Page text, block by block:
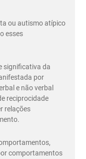
ou autismo atípico
esses
significativa da
por
e não verbal
reciprocidade
relações
comportamentos